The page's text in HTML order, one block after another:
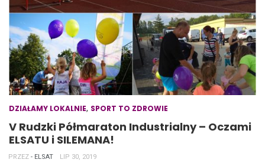
DZIAŁAMY LOKALNIE, SPORT TO ZDROWIE
V Rudzki Półmaraton Industrialny – Oczami
ELSATU i SILEMANA!
PRZEZ - ELSAT LIP 30, 2019